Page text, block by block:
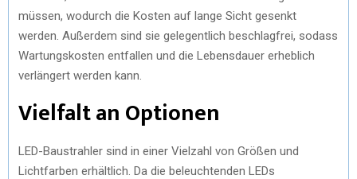
müssen, wodurch die Kosten auf lange Sicht gesenkt
werden. Außerdem sind sie gelegentlich beschlagfrei, sodass
Wartungskosten entfallen und die Lebensdauer erheblich
verlängert werden kann.
Vielfalt an Optionen
LED-Baustrahler sind in einer Vielzahl von Größen und
Lichtfarben erhältlich. Da die beleuchtenden LEDs